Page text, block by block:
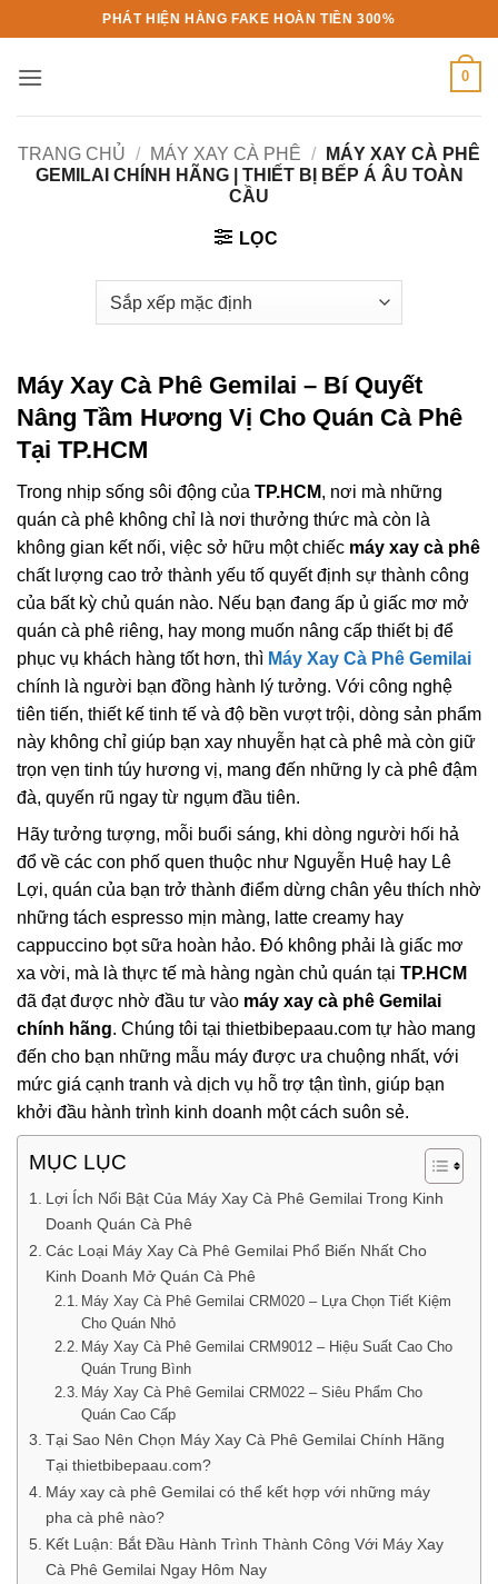
qua
nội
PHÁT HIỆN HÀNG FAKE HOÀN TIỀN 300%
0
TRANG CHỦ / MÁY XAY CÀ PHÊ /
MÁY XAY CÀ PHÊ
GEMILAI CHÍNH HÃNG | THIẾT BỊ BẾP Á ÂU TOÀN
CẦU
LỌC
Máy Xay Cà Phê Gemilai – Bí Quyết
Nâng Tầm Hương Vị Cho Quán Cà Phê
Tại TP.HCM
Trong nhịp sống sôi động của TP.HCM, nơi mà những
quán cà phê không chỉ là nơi thưởng thức mà còn là
không gian kết nối, việc sở hữu một chiếc máy xay cà phê
chất lượng cao trở thành yếu tố quyết định sự thành công
của bất kỳ chủ quán nào. Nếu bạn đang ấp ủ giấc mơ mở
quán cà phê riêng, hay mong muốn nâng cấp thiết bị để
phục vụ khách hàng tốt hơn, thì Máy Xay Cà Phê Gemilai
chính là người bạn đồng hành lý tưởng. Với công nghệ
tiên tiến, thiết kế tinh tế và độ bền vượt trội, dòng sản phẩm
này không chỉ giúp bạn xay nhuyễn hạt cà phê mà còn giữ
trọn vẹn tinh túy hương vị, mang đến những ly cà phê đậm
đà, quyến rũ ngay từ ngụm đầu tiên.
Hãy tưởng tượng, mỗi buổi sáng, khi dòng người hối hả
đổ về các con phố quen thuộc như Nguyễn Huệ hay Lê
Lợi, quán của bạn trở thành điểm dừng chân yêu thích nhờ
những tách espresso mịn màng, latte creamy hay
cappuccino bọt sữa hoàn hảo. Đó không phải là giấc mơ
xa vời, mà là thực tế mà hàng ngàn chủ quán tại TP.HCM
đã đạt được nhờ đầu tư vào máy xay cà phê Gemilai
chính hãng. Chúng tôi tại thietbibepaau.com tự hào mang
đến cho bạn những mẫu máy được ưa chuộng nhất, với
mức giá cạnh tranh và dịch vụ hỗ trợ tận tình, giúp bạn
khởi đầu hành trình kinh doanh một cách suôn sẻ.
MỤC LỤC
Lợi Ích Nổi Bật Của Máy Xay Cà Phê Gemilai Trong Kinh
Doanh Quán Cà Phê
Các Loại Máy Xay Cà Phê Gemilai Phổ Biến Nhất Cho
Kinh Doanh Mở Quán Cà Phê
Máy Xay Cà Phê Gemilai CRM020 – Lựa Chọn Tiết Kiệm
Cho Quán Nhỏ
Máy Xay Cà Phê Gemilai CRM9012 – Hiệu Suất Cao Cho
Quán Trung Bình
Máy Xay Cà Phê Gemilai CRM022 – Siêu Phẩm Cho
Quán Cao Cấp
Tại Sao Nên Chọn Máy Xay Cà Phê Gemilai Chính Hãng
Tại thietbibepaau.com?
Máy xay cà phê Gemilai có thể kết hợp với những máy
pha cà phê nào?
Kết Luận: Bắt Đầu Hành Trình Thành Công Với Máy Xay
Cà Phê Gemilai Ngay Hôm Nay